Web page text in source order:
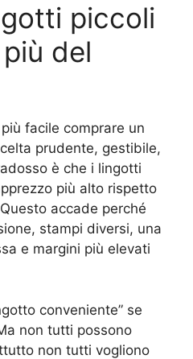
piccoli
del
facile comprare un
prudente, gestibile,
è che i lingotti
più alto rispetto
accade perché
stampi diversi, una
e margini più elevati
conveniente” se
non tutti possono
non tutti vogliono